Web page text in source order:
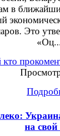
в
Это
на свой